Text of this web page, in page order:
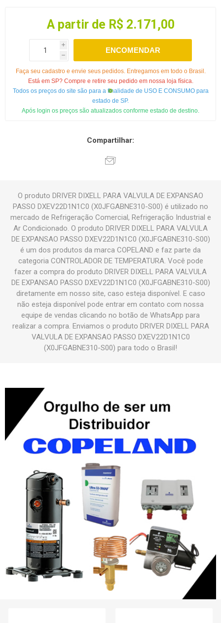
A partir de R$ 2.171,00
i
h
ENCOMENDAR
Faça seu cadastro e envie seus pedidos. Entregamos em todo o Brasil.
Está em SP? Compre e retire seu pedido em nossa loja física.
Todos os preços do site são para a finalidade de USO E CONSUMO para
estado de SP.
Após login os preços são atualizados conforme estado de destino.
Compartilhar:
O produto DRIVER DIXELL PARA VALVULA DE EXPANSAO
PASSO DXEV22D1N1C0 (X0JFGABNE310-S00) é utilizado no
mercado de Refrigeração Comercial, Refrigeração Industrial e
Ar Condicionado. O produto DRIVER DIXELL PARA VALVULA
DE EXPANSAO PASSO DXEV22D1N1C0 (X0JFGABNE310-S00)
é um dos produtos da marca COPELAND e faz parte da
categoria CONTROLADOR DE TEMPERATURA. Você pode
fazer a compra do produto DRIVER DIXELL PARA VALVULA
DE EXPANSAO PASSO DXEV22D1N1C0 (X0JFGABNE310-S00)
diretamente em nosso site, caso esteja disponível. E caso
não esteja disponível pode entrar em contato com nossa
equipe de vendas clicando no botão de WhatsApp para
realizar a compra. Enviamos o produto DRIVER DIXELL PARA
VALVULA DE EXPANSAO PASSO DXEV22D1N1C0
(X0JFGABNE310-S00) para todo o Brasil!